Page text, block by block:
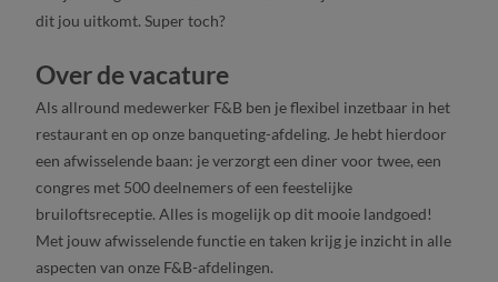
dit jou uitkomt. Super toch?
Over de vacature
Als allround medewerker F&B ben je flexibel inzetbaar in het
restaurant en op onze banqueting-afdeling. Je hebt hierdoor
een afwisselende baan: je verzorgt een diner voor twee, een
congres met 500 deelnemers of een feestelijke
bruiloftsreceptie. Alles is mogelijk op dit mooie landgoed!
Met jouw afwisselende functie en taken krijg je inzicht in alle
aspecten van onze F&B-afdelingen.